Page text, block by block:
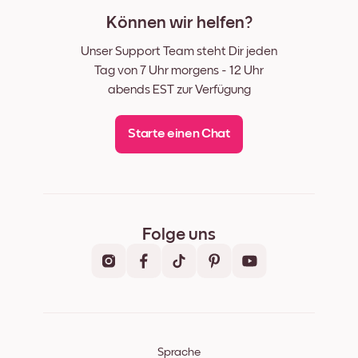
Können wir helfen?
Unser Support Team steht Dir jeden
Tag von 7 Uhr morgens - 12 Uhr
abends EST zur Verfügung
Starte einen Chat
Folge uns
Sprache